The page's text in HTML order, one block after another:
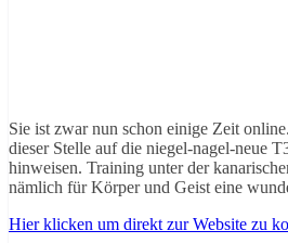
Sie ist zwar nun schon einige Zeit
dieser Stelle auf die niegel-nagel-neue
hinweisen. Training unter der
nämlich für Körper und Geist eine
Hier klicken um direkt zur Website zu